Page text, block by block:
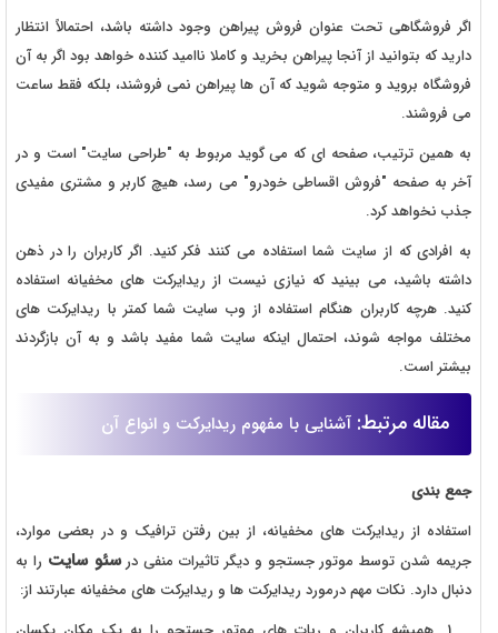
اگر فروشگاهی تحت عنوان فروش پیراهن وجود داشته باشد، احتمالاً انتظار
دارید که بتوانید از آنجا پیراهن بخرید و کاملا ناامید کننده خواهد بود اگر به آن
فروشگاه بروید و متوجه شوید که آن ها پیراهن نمی فروشند، بلکه فقط ساعت
می فروشند.
به همین ترتیب، صفحه ای که می گوید مربوط به "طراحی سایت" است و در
آخر به صفحه "فروش اقساطی خودرو" می رسد، هیچ کاربر و مشتری مفیدی
جذب نخواهد کرد.
به افرادی که از سایت شما استفاده می کنند فکر کنید. اگر کاربران را در ذهن
داشته باشید، می بینید که نیازی نیست از ریدایرکت های مخفیانه استفاده
کنید. هرچه کاربران هنگام استفاده از وب سایت شما کمتر با ریدایرکت های
مختلف مواجه شوند، احتمال اینکه سایت شما مفید باشد و به آن بازگردند
بیشتر است.
مقاله مرتبط: آشنایی با مفهوم ریدایرکت و انواع آن
جمع بندی
استفاده از ریدایرکت های مخفیانه، از بین رفتن ترافیک و در بعضی موارد،
جریمه شدن توسط موتور جستجو و دیگر تاثیرات منفی درسئو سایت را به
دنبال دارد. نکات مهم درمورد ریدایرکت ها و ریدایرکت های مخفیانه عبارتند از: